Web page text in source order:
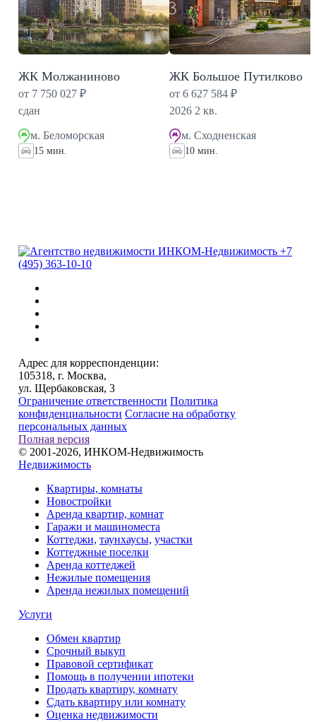
ЖК Молжаниново
от 7 750 027 ₽
сдан
м. Беломорская
15 мин.
ЖК Большое Путилково
от 6 627 584 ₽
2026 2 кв.
м. Сходненская
10 мин.
+7
(495) 363-10-10
Адрес для корреспонденции:
105318, г. Москва,
ул. Щербаковская, 3
Ограничение ответственности Политика
конфиденциальности Согласие на обработку
персональных данных
Полная версия
© 2001-2026, ИНКОМ-Недвижимость
Недвижимость
Квартиры, комнаты
Новостройки
Аренда квартир, комнат
Гаражи и машиноместа
Коттеджи, таунхаусы, участки
Коттеджные поселки
Аренда коттеджей
Нежилые помещения
Аренда нежилых помещений
Услуги
Обмен квартир
Срочный выкуп
Правовой сертификат
Помощь в получении ипотеки
Продать квартиру, комнату
Сдать квартиру или комнату
Оценка недвижимости